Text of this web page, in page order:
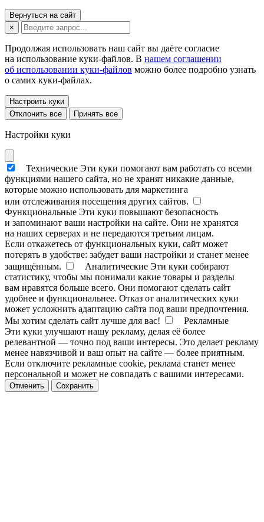
Вернуться на сайт
×
Продолжая использовать наш сайт вы даёте согласие
на использование куки-файлов. В нашем соглашении
об использовании куки-файлов можно более подробно узнать
о самих куки-файлах.
Настроить куки
Отклонить все
Принять все
Настройки куки
Технические Эти куки помогают вам работать со всеми
функциями нашего сайта, но не хранят никакие данные,
которые можно использовать для маркетинга
или отслеживания посещения других сайтов.
Функциональные Эти куки повышают безопасность
и запоминают ваши настройки на сайте. Они не хранятся
на наших серверах и не передаются третьим лицам.
Если откажетесь от функциональных куки, сайт может
потерять в удобстве: забудет ваши настройки и станет менее
защищённым.
Аналитические Эти куки собирают
статистику, чтобы мы понимали какие товары и разделы
вам нравятся больше всего. Они помогают сделать сайт
удобнее и функциональнее. Отказ от аналитических куки
может усложнить адаптацию сайта под ваши предпочтения.
Мы хотим сделать сайт лучше для вас!
Рекламные
Эти куки улучшают нашу рекламу, делая её более
релевантной — точно под ваши интересы. Это делает рекламу
менее навязчивой и ваш опыт на сайте — более приятным.
Если отключите рекламные cookie, реклама станет менее
персональной и может не совпадать с вашими интересами.
Отменить Сохранить